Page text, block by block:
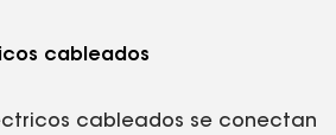
cableados
cableados se conectan